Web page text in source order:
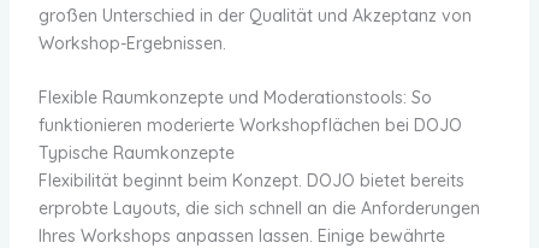
großen Unterschied in der Qualität und Akzeptanz von
Workshop-Ergebnissen.
Flexible Raumkonzepte und Moderationstools: So
funktionieren moderierte Workshopflächen bei DOJO
Typische Raumkonzepte
Flexibilität beginnt beim Konzept. DOJO bietet bereits
erprobte Layouts, die sich schnell an die Anforderungen
Ihres Workshops anpassen lassen. Einige bewährte